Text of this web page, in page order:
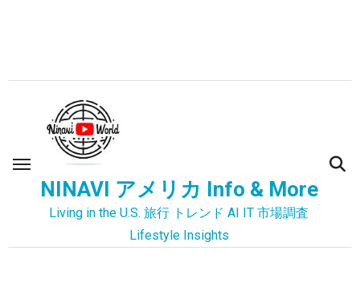
ス
NINAVI アメリカ Info & More
Living in the U.S. 旅行 トレンド AI IT 市場調査
Lifestyle Insights